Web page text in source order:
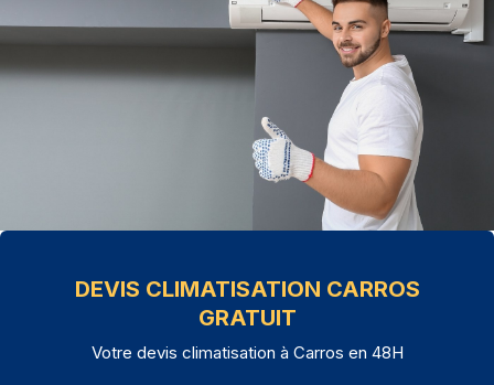
DEVIS CLIMATISATION CARROS
GRATUIT
Votre devis climatisation à Carros en 48H